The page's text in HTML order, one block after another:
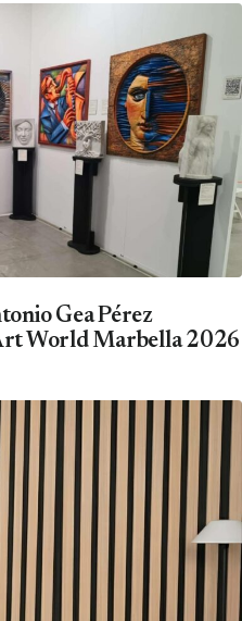
Gea Pérez
World Marbella 2026